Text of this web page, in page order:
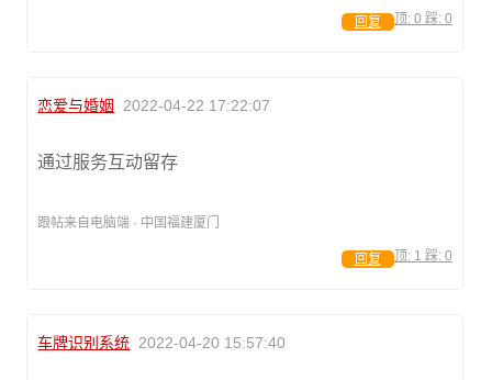
顶: 0 踩: 0
回复
恋爱与婚姻 2022-04-22 17:22:07
通过服务互动留存
跟帖来自电脑端 · 中国福建厦门
顶: 1 踩: 0
回复
车牌识别系统 2022-04-20 15:57:40